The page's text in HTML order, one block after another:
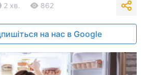
2 хв. 862
на нас в Google